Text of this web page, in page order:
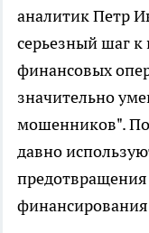
аналитик Петр
серьезный шаг
финансовых
значительно
мошенников". По
давно